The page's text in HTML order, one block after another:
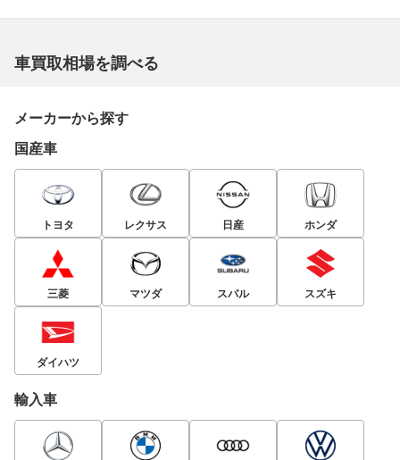
車買取相場を調べる
メーカーから探す
国産車
トヨタ レクサス 日産 ホンダ
三菱 マツダ スバル スズキ
ダイハツ
輸入車